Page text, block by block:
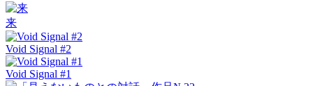
来
Void Signal #2
Void Signal #1